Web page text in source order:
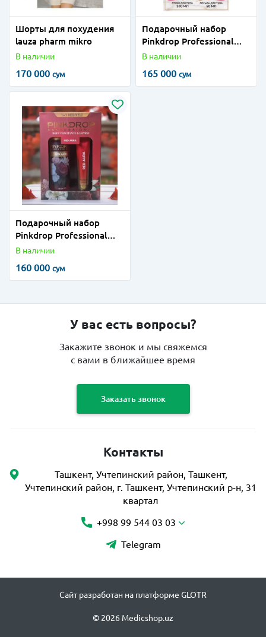
Шорты для похудения
lauza pharm mikro
В наличии
170 000 сум
Подарочный набор
Pinkdrop Professional
Pink Rose спрей и
В наличии
165 000 сум
Подарочный набор
Pinkdrop Professional
«TROPICAL BREEZE»
В наличии
160 000 сум
У вас есть вопросы?
Закажите звонок и мы свяжемся
с вами в ближайшее время
Заказать звонок
Контакты
Ташкент, Учтепинский район, Ташкент,
Учтепинский район, г. Ташкент, Учтепинский р-н, 31
квартал
+998 99 544 03 03
Telegram
Сайт разработан на платформе GLOTR
© 2026 Medicshop.uz